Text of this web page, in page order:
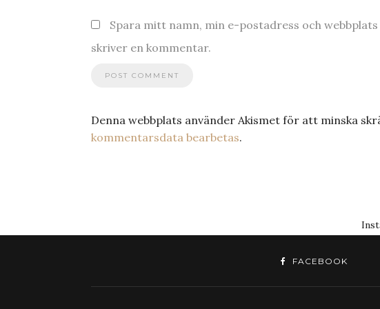
Spara mitt namn, min e-postadress och
skriver en kommentar.
Denna webbplats använder Akismet för att minska
kommentarsdata bearbetas.
FACEBOOK